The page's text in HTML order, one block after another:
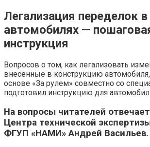
Легализация переделок в
автомобилях —
инструкция
Вопросов о том, как легализовать
внесенные в конструкцию
основе «За рулем» совместно со
подготовил инструкцию для
На вопросы читателей
Центра технической
ФГУП «НАМИ» Андрей Васильев.